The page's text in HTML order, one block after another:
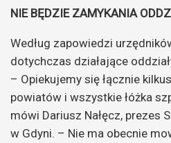
NIE BĘDZIE ZAMYKANIA
Według zapowiedzi
dotychczas działające
– Opiekujemy się łącznie
powiatów i wszystkie łóżka
mówi Dariusz Nałęcz, prezes
w Gdyni. – Nie ma obecnie